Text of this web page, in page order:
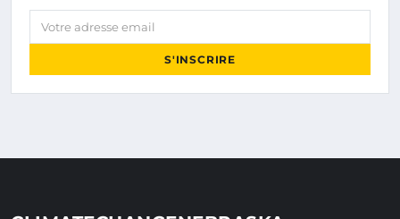
Votre adresse email
S'INSCRIRE